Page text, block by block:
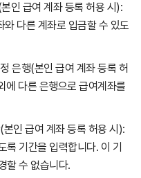
인 급여 계좌 등록 허용 시):
다른 계좌로 입금할 수 있도
은행(본인 급여 계좌 등록 허
에 다른 은행으로 급여계좌를
인 급여 계좌 등록 허용 시):
록 기간을 입력합니다. 이 기
할 수 없습니다.